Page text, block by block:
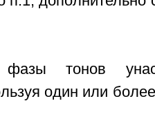
тонов
один или